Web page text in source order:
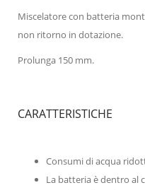
Miscelatore con batteria
non ritorno in dotazione.
Prolunga 150 mm.
CARATTERISTICHE
Consumi di acqua
La batteria è dentro al